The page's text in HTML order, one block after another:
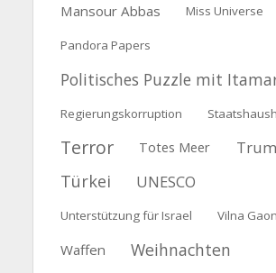
Mansour Abbas Miss Universe
Pandora Papers
Politisches Puzzle mit
Regierungskorruption
Terror Totes Meer
Türkei UNESCO
Unterstützung für Israel Vilna Gaon
Waffen Weihnachten